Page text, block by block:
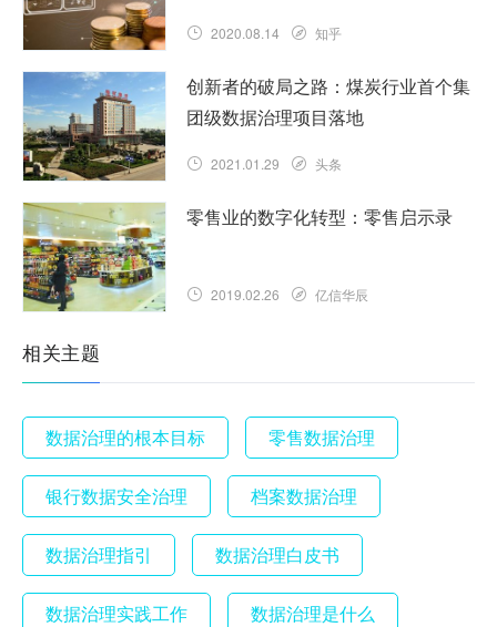
2020.08.14 知乎
创新者的破局之路：煤炭行业首个集
团级数据治理项目落地
2021.01.29 头条
零售业的数字化转型：零售启示录
2019.02.26 亿信华辰
相关主题
数据治理的根本目标 零售数据治理
银行数据安全治理 档案数据治理
数据治理指引 数据治理白皮书
数据治理实践工作 数据治理是什么